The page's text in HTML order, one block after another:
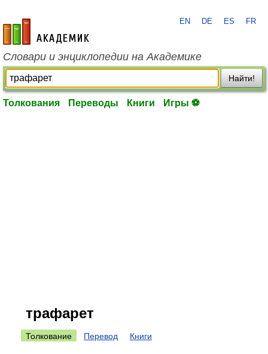
academic.ru
EN DE ES FR
Словари и энциклопедии на Академике
Найти!
Толкования Переводы Книги Игры ⚽
трафарет
Толкование Перевод Книги